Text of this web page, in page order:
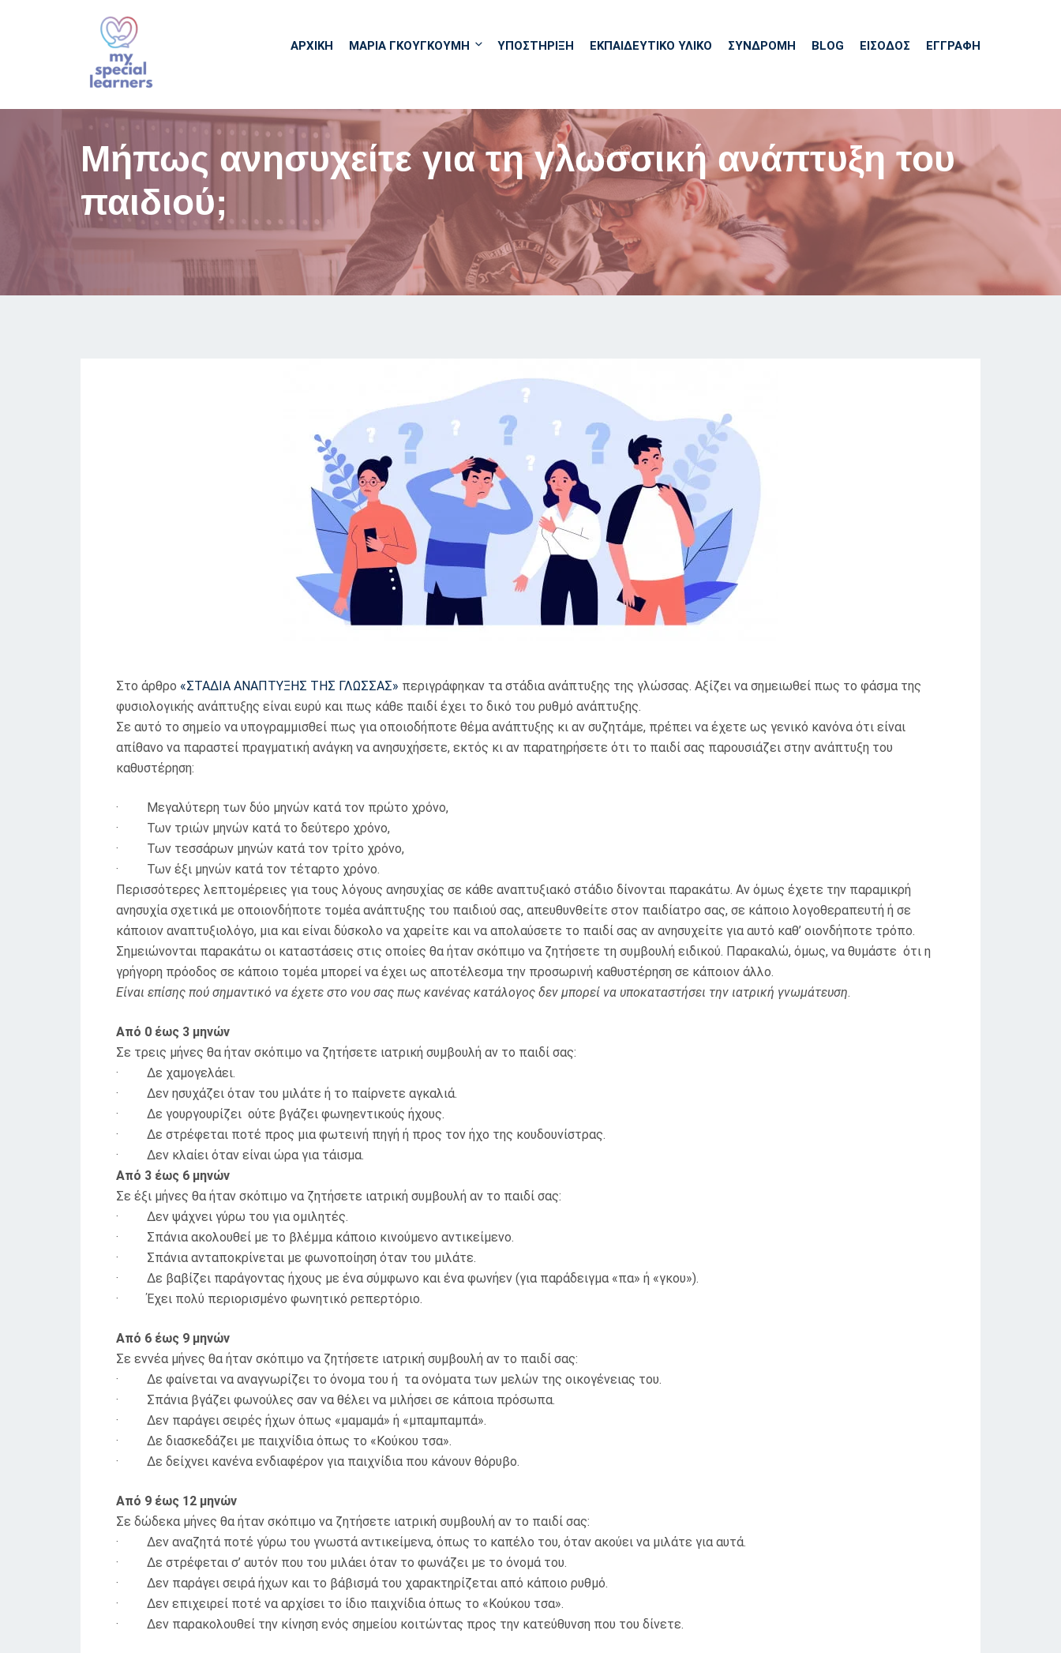
ΑΡΧΙΚΉ ΜΑΡΙΑ ΓΚΟΥΓΚΟΥΜΗ ΥΠΟΣΤΗΡΙΞΗ ΕΚΠΑΙΔΕΥΤΙΚΌ ΥΛΙΚΌ ΣΥΝΔΡΟΜΗ BLOG ΕΊΣΟΔΟΣ ΕΓΓΡΑΦΗ
Μήπως ανησυχείτε για τη γλωσσική ανάπτυξη του
παιδιού;
Στο άρθρο «ΣΤΑΔΙΑ ΑΝΑΠΤΥΞΗΣ ΤΗΣ ΓΛΩΣΣΑΣ» περιγράφηκαν τα στάδια ανάπτυξης της γλώσσας. Αξίζει να σημειωθεί πως το φάσμα της
φυσιολογικής ανάπτυξης είναι ευρύ και πως κάθε παιδί έχει το δικό του ρυθμό ανάπτυξης.
Σε αυτό το σημείο να υπογραμμισθεί πως για οποιοδήποτε θέμα ανάπτυξης κι αν συζητάμε, πρέπει να έχετε ως γενικό κανόνα ότι είναι
απίθανο να παραστεί πραγματική ανάγκη να ανησυχήσετε, εκτός κι αν παρατηρήσετε ότι το παιδί σας παρουσιάζει στην ανάπτυξη του
καθυστέρηση:
· Μεγαλύτερη των δύο μηνών κατά τον πρώτο χρόνο,
· Των τριών μηνών κατά το δεύτερο χρόνο,
· Των τεσσάρων μηνών κατά τον τρίτο χρόνο,
· Των έξι μηνών κατά τον τέταρτο χρόνο.
Περισσότερες λεπτομέρειες για τους λόγους ανησυχίας σε κάθε αναπτυξιακό στάδιο δίνονται παρακάτω. Αν όμως έχετε την παραμικρή
ανησυχία σχετικά με οποιονδήποτε τομέα ανάπτυξης του παιδιού σας, απευθυνθείτε στον παιδίατρο σας, σε κάποιο λογοθεραπευτή ή σε
κάποιον αναπτυξιολόγο, μια και είναι δύσκολο να χαρείτε και να απολαύσετε το παιδί σας αν ανησυχείτε για αυτό καθ’ οιονδήποτε τρόπο.
Σημειώνονται παρακάτω οι καταστάσεις στις οποίες θα ήταν σκόπιμο να ζητήσετε τη συμβουλή ειδικού. Παρακαλώ, όμως, να θυμάστε ότι η
γρήγορη πρόοδος σε κάποιο τομέα μπορεί να έχει ως αποτέλεσμα την προσωρινή καθυστέρηση σε κάποιον άλλο.
Είναι επίσης πού σημαντικό να έχετε στο νου σας πως κανένας κατάλογος δεν μπορεί να υποκαταστήσει την ιατρική γνωμάτευση.
Από 0 έως 3 μηνών
Σε τρεις μήνες θα ήταν σκόπιμο να ζητήσετε ιατρική συμβουλή αν το παιδί σας:
· Δε χαμογελάει.
· Δεν ησυχάζει όταν του μιλάτε ή το παίρνετε αγκαλιά.
· Δε γουργουρίζει ούτε βγάζει φωνηεντικούς ήχους.
· Δε στρέφεται ποτέ προς μια φωτεινή πηγή ή προς τον ήχο της κουδουνίστρας.
· Δεν κλαίει όταν είναι ώρα για τάισμα.
Από 3 έως 6 μηνών
Σε έξι μήνες θα ήταν σκόπιμο να ζητήσετε ιατρική συμβουλή αν το παιδί σας:
· Δεν ψάχνει γύρω του για ομιλητές.
· Σπάνια ακολουθεί με το βλέμμα κάποιο κινούμενο αντικείμενο.
· Σπάνια ανταποκρίνεται με φωνοποίηση όταν του μιλάτε.
· Δε βαβίζει παράγοντας ήχους με ένα σύμφωνο και ένα φωνήεν (για παράδειγμα «πα» ή «γκου»).
· Έχει πολύ περιορισμένο φωνητικό ρεπερτόριο.
Από 6 έως 9 μηνών
Σε εννέα μήνες θα ήταν σκόπιμο να ζητήσετε ιατρική συμβουλή αν το παιδί σας:
· Δε φαίνεται να αναγνωρίζει το όνομα του ή τα ονόματα των μελών της οικογένειας του.
· Σπάνια βγάζει φωνούλες σαν να θέλει να μιλήσει σε κάποια πρόσωπα.
· Δεν παράγει σειρές ήχων όπως «μαμαμά» ή «μπαμπαμπά».
· Δε διασκεδάζει με παιχνίδια όπως το «Κούκου τσα».
· Δε δείχνει κανένα ενδιαφέρον για παιχνίδια που κάνουν θόρυβο.
Από 9 έως 12 μηνών
Σε δώδεκα μήνες θα ήταν σκόπιμο να ζητήσετε ιατρική συμβουλή αν το παιδί σας:
· Δεν αναζητά ποτέ γύρω του γνωστά αντικείμενα, όπως το καπέλο του, όταν ακούει να μιλάτε για αυτά.
· Δε στρέφεται σ’ αυτόν που του μιλάει όταν το φωνάζει με το όνομά του.
· Δεν παράγει σειρά ήχων και το βάβισμά του χαρακτηρίζεται από κάποιο ρυθμό.
· Δεν επιχειρεί ποτέ να αρχίσει το ίδιο παιχνίδια όπως το «Κούκου τσα».
· Δεν παρακολουθεί την κίνηση ενός σημείου κοιτώντας προς την κατεύθυνση που του δίνετε.